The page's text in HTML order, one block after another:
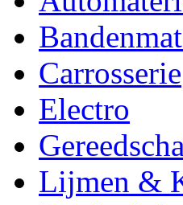
Carrosserie
Electro
Lijmen &